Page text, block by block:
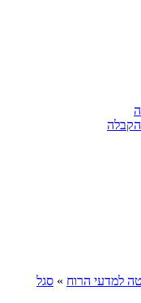
הקבלה
למדעי הרוח » סגל